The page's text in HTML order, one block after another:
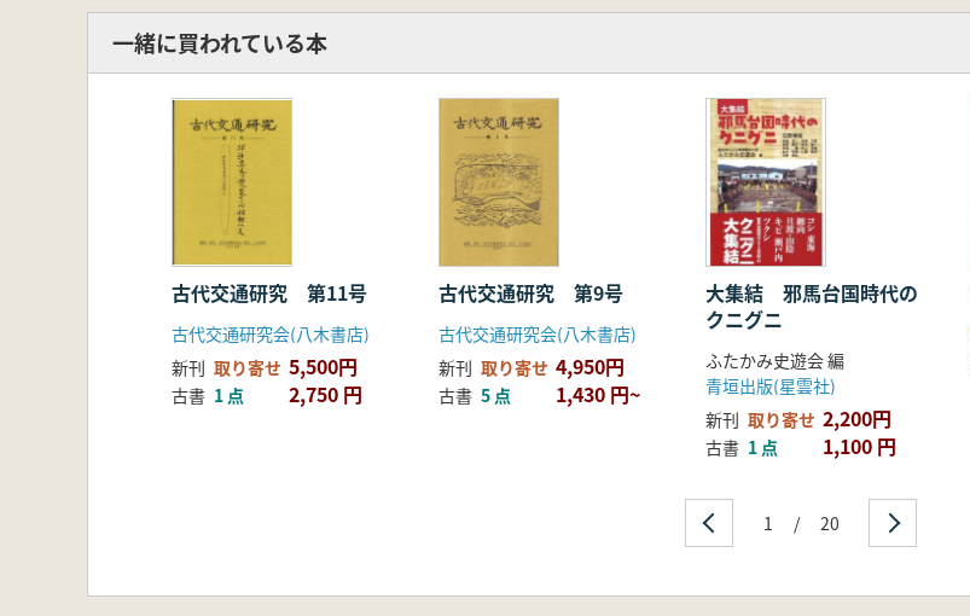
松原弘宣「水上交通研究の成果と課題」
杉山宏「律令制化の海運政策について」
田邉哲夫「肥後国玉名郡衙の大湊と道路について」
久信田喜一「志万郷と古代常陸の河川港」
討論
学会動向
書評
古代交通関係文献目録(4)
一緒に買われている本
古代交通研究 第11号
古代交通研究会(八木書店)
新刊 取り寄せ 5,500円
古書 1 点 2,750 円
古代交通研究 第9号
古代交通研究会(八木書店)
新刊 取り寄せ 4,950円
古書 5 点 1,430 円~
大集結 邪馬台国時代の
クニグニ
ふたかみ史遊会 編
青垣出版(星雲社)
新刊 取り寄せ 2,200円
古書 1 点 1,100 円
1 / 20